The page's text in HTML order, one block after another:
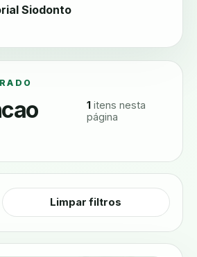
Siodonto
1 itens nesta
página
Limpar filtros